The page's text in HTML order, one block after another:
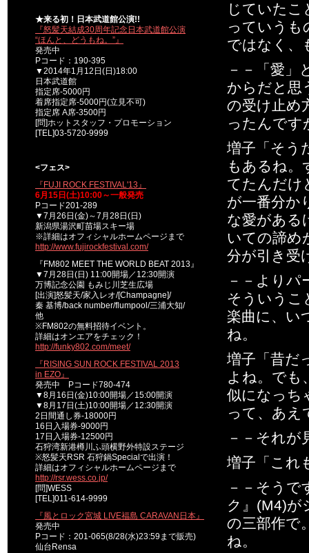
★来る初！日本武道館公演!!
『怒髪天結成30周年記念日本武道館公演
“ほんと、どうもね。”』
発売中
Pコード：190-395
▼2014年1月12日(日)18:00
日本武道館
指定席-5000円
着席指定席-5000円(立見不可)
指定席 A席-3500円
[問]ホットスタッフ・プロモーション
[TEL]03-5720-9999
<フェス>
『FUJI ROCK FESTIVAL'13』
6月15日(土)10:00～一般発売
Pコード201-289
▼7月26日(金)～7月28日(日)
新潟県湯沢町苗場スキー場
※詳細はオフィシャルホームページまで
http://www.fujirockfestival.com/
『FM802 MEET THE WORLD BEAT 2013』
▼7月28日(日) 11:00開場／12:30開演
万博記念公園 もみじ川芝生広場
[出演]怒髪天/家入レオ/[Champagne]/
秦 基博/back number/flumpool/三浦大知/
他
※FM802の無料招待イベント。
詳細はオンエアをチェック！
http://funky802.com/meet/
『RISING SUN ROCK FESTIVAL 2013
in EZO』
発売中 Pコード780-474
▼8月16日(金)10:00開場／15:00開演
▼8月17日(土)10:00開場／12:30開演
2日間通し券-18000円
16日入場券-9000円
17日入場券-12500円
石狩湾新港樽川ふ頭横野外特設ステージ
※怒髪天RSR 石狩鍋Specialで出演！
詳細はオフィシャルホームページまで
http://rsr.wess.co.jp/
[問]WESS
[TEL]011-614-9999
『風とロック宮城 LIVE福島 CARAVAN日本』
発売中
Pコード：201-065(8/28(水)23:59まで販売)
仙台Rensa
じていた
っていう
ではなく、
－－「愛」
からだと思
の受け止め
ったんで
増子「そう
もあるね。
てたんだけ
が一番分か
な愛がある
いての諦め
分が引き受
－－より
そういうこ
楽曲に、い
ね。
増子「昔だ
よね。でも
似になっち
って、あえ
－－それが
増子「これ
－－そう
ク』(M4)が
の三部作で
ね。